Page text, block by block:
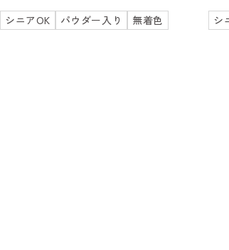
シニアOK パウダー入り 無着色 シ